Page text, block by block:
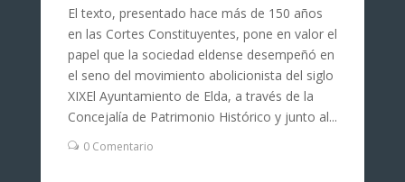
El texto, presentado hace más de 150 años
en las Cortes Constituyentes, pone en valor el
papel que la sociedad eldense desempeñó en
el seno del movimiento abolicionista del siglo
XIXEl Ayuntamiento de Elda, a través de la
Concejalía de Patrimonio Histórico y junto al...
0 Comentario